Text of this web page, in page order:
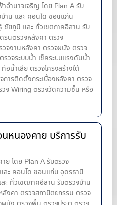
อำนาจเจริญ โดย Plan A รับ
าน และ คอนโด ขอนแก่น
ชัยภูมิ และ ทั่วเขตภาคอีสาน รับ
รนตรวจหลังคา ตรวจ
วจงานหลังคา ตรวจผนัง ตรวจ
วจระบบน้ำ เช็คระบบแรงดันน้ำ
อน้ำ​เสีย ตรวจโครงสร้างใต้
การติดตั้งกระเบื้องหลังคา ตรวจ
วจ Wiring ตรวจวัดความชื้น หรือ
หนองคาย บริการรับ
ย โดย Plan A รับตรวจ
ละ คอนโด ขอนแก่น อุดรธานี
ทั่วเขตภาคอีสาน รับตรวจบ้าน
งคา ตรวจสถาปัตยกรรม ตรวจ